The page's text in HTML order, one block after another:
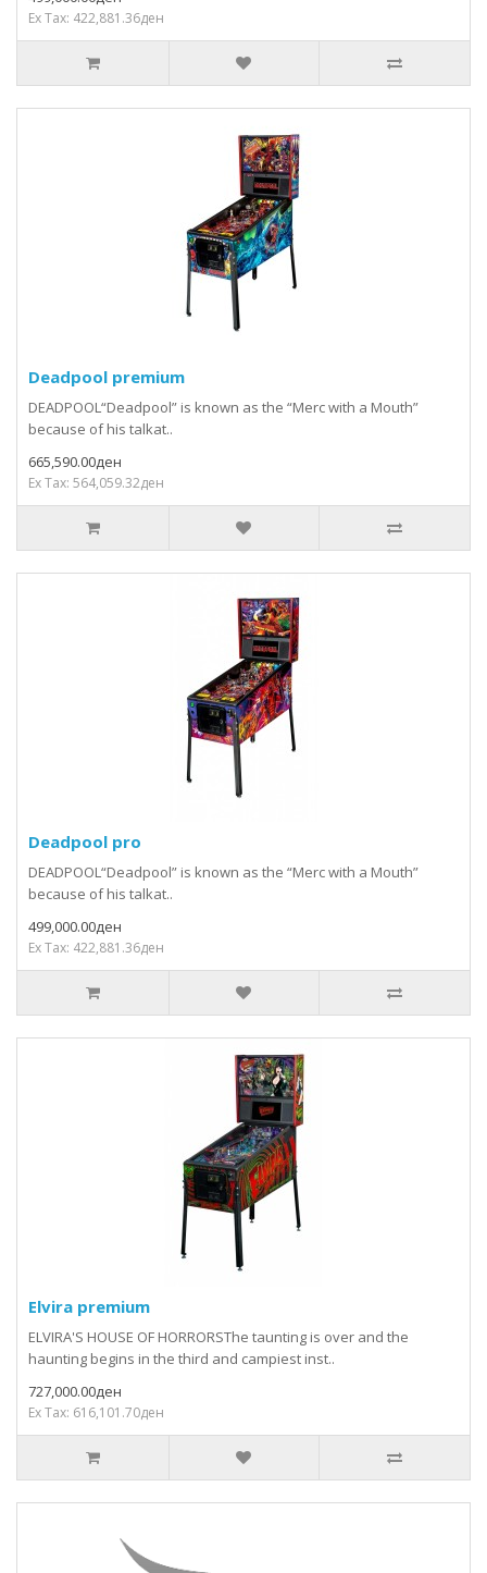
Ex Tax: 422,881.36ден
Deadpool premium
DEADPOOL“Deadpool” is known as the “Merc with a Mouth”
because of his talkat..
665,590.00ден
Ex Tax: 564,059.32ден
Deadpool pro
DEADPOOL“Deadpool” is known as the “Merc with a Mouth”
because of his talkat..
499,000.00ден
Ex Tax: 422,881.36ден
Elvira premium
ELVIRA'S HOUSE OF HORRORSThe taunting is over and the
haunting begins in the third and campiest inst..
727,000.00ден
Ex Tax: 616,101.70ден